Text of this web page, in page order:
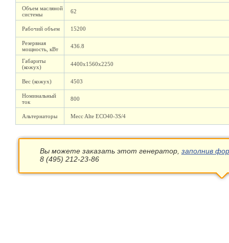
Объем масляной
системы
62
Рабочий объем 15200
Резервная
мощность, кВт
436.8
Габариты
(кожух)
4400х1560х2250
Вес (кожух) 4503
Номинальный
ток
800
Альтернаторы Mecc Alte ECO40-3S/4
Вы можете заказать этот генератор, заполнив
8 (495) 212-23-86